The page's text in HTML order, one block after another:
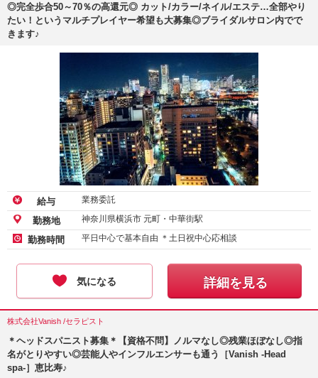
◎完全歩合50～70％の高還元◎ カット/カラー/ネイル/エステ…全部やり
たい！というマルチプレイヤー希望も大募集◎ブライダルサロン内でで
きます♪
給与 業務委託
勤務地 神奈川県横浜市 元町・中華街駅
勤務時間 平日中心で基本自由 ＊土日祝中心応相談
気になる 詳細を見る
株式会社Vanish /セラピスト
＊ヘッドスパニスト募集＊【資格不問】ノルマなし◎残業ほぼなし◎指
名がとりやすい◎芸能人やインフルエンサーも通う［Vanish ‐Head
spa‐］恵比寿♪